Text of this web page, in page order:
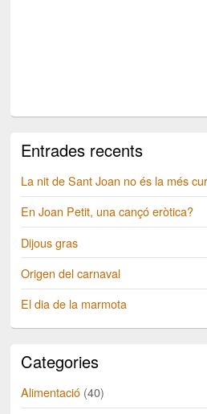
Entrades recents
La nit de Sant Joan no és la més
En Joan Petit, una cançó eròtica?
Dijous gras
Origen del carnaval
El dia de la marmota
Categories
Alimentació (40)